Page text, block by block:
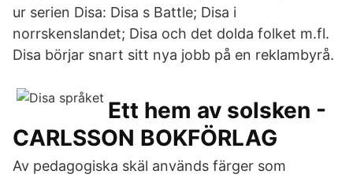
ur serien Disa: Disa s Battle; Disa i
norrskenslandet; Disa och det dolda folket m.fl.
Disa börjar snart sitt nya jobb på en reklambyrå.
Ett hem av solsken -
CARLSSON BOKFÖRLAG
Av pedagogiska skäl används färger som